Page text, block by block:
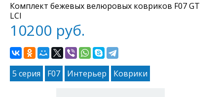
Комплект бежевых велюровых ковриков F07 GT
LCI
10200 руб.
5 серия F07 Интерьер Коврики